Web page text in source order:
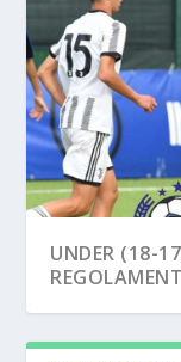
UNDER (18-